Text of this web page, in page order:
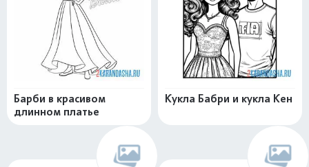
Барби в красивом
длинном платье
Кукла Бабри и кукла Кен